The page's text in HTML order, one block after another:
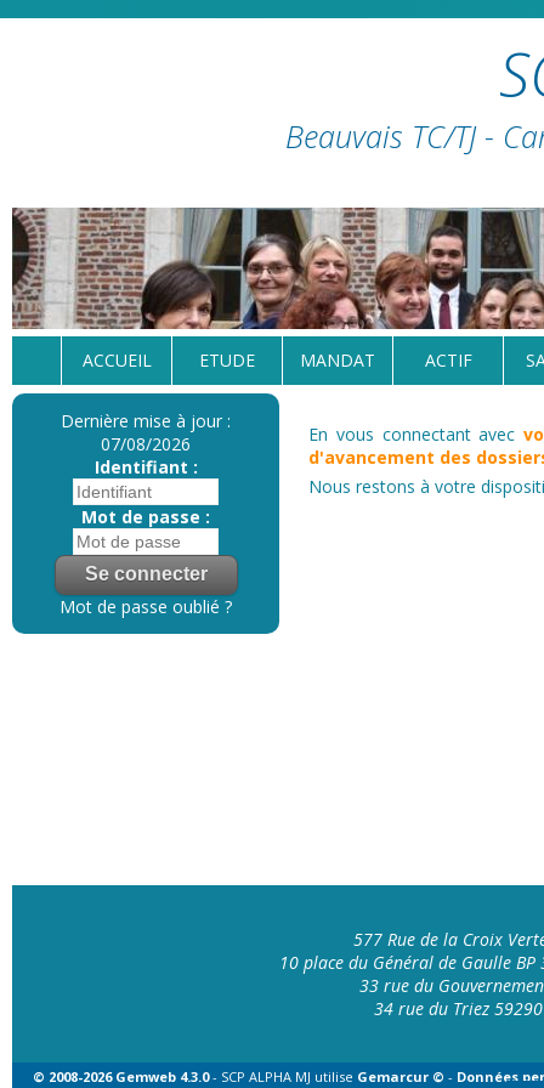
Beauvais TC/TJ -
ACCUEIL ETUDE MANDAT ACTIF
Dernière mise à jour :
07/08/2026
Identifiant :
Mot de passe :
Mot de passe oublié ?
En vous connectant avec
d'avancement des
Nous restons à votre
577 Rue de la Croix
10 place du Général de Gaulle BP
33 rue du
34 rue du Triez 59290
© 2008-2026 Gemweb 4.3.0- SCP ALPHA MJ utilise Gemarcur © - Données